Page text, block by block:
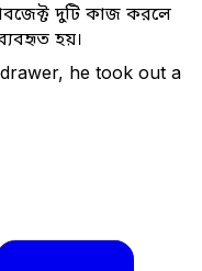
দুটি কাজ করলে
হয়।
he took out a